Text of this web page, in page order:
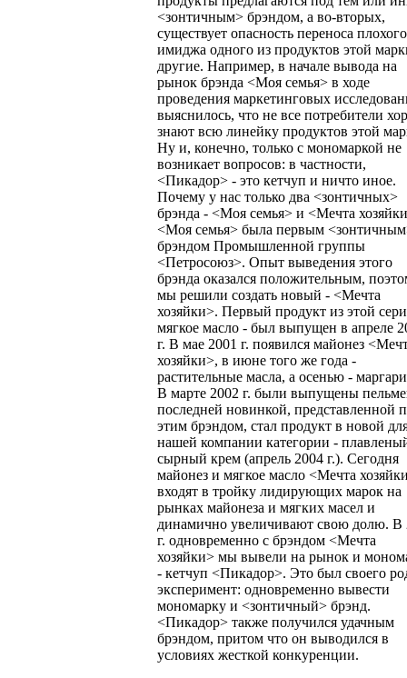
<зонтичным> брэндом, а во-вторых,
существует опасность переноса плохого
имиджа одного из продуктов этой
другие. Например, в начале вывода на
рынок брэнда <Моя семья> в ходе
проведения маркетинговых
выяснилось, что не все потребители
знают всю линейку продуктов этой
Ну и, конечно, только с мономаркой не
возникает вопросов: в частности,
<Пикадор> - это кетчуп и ничто иное.
Почему у нас только два <зонтичных>
брэнда - <Моя семья> и <Мечта
<Моя семья> была первым
брэндом Промышленной группы
<Петросоюз>. Опыт выведения этого
брэнда оказался положительным,
мы решили создать новый - <Мечта
хозяйки>. Первый продукт из этой
мягкое масло - был выпущен в апреле
г. В мае 2001 г. появился майонез
хозяйки>, в июне того же года -
растительные масла, а осенью -
В марте 2002 г. были выпущены
последней новинкой, представленной
этим брэндом, стал продукт в новой
нашей компании категории -
сырный крем (апрель 2004 г.). Сегодня
майонез и мягкое масло <Мечта
входят в тройку лидирующих марок на
рынках майонеза и мягких масел и
динамично увеличивают свою долю. В
г. одновременно с брэндом <Мечта
хозяйки> мы вывели на рынок и
- кетчуп <Пикадор>. Это был своего
эксперимент: одновременно вывести
мономарку и <зонтичный> брэнд.
<Пикадор> также получился удачным
брэндом, притом что он выводился в
условиях жесткой конкуренции.